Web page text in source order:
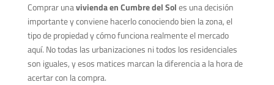
Comprar unavivienda en Cumbre del Soles una decisión
importante y conviene hacerlo conociendo bien la zona, el
tipo de propiedad y cómo funciona realmente el mercado
aquí. No todas las urbanizaciones ni todos los residenciales
son iguales, y esos matices marcan la diferencia a la hora de
acertar con la compra.